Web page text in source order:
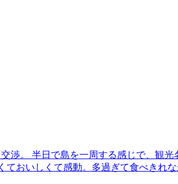
。 半日で島を一周する感じで、観
おいしくて感動。多過ぎて食べきれな